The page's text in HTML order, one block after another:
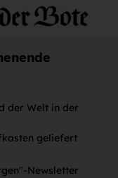
der Welt in der
geliefert
Newsletter